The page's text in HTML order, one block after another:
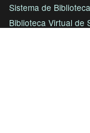
Sistema de
Biblioteca Virtual de